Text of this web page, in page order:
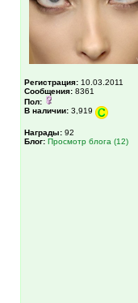
Регистрация: 10.03.2011
Сообщения: 8361
Пол:
В наличии: 3,919
Награды: 92
Блог: Просмотр блога (12)